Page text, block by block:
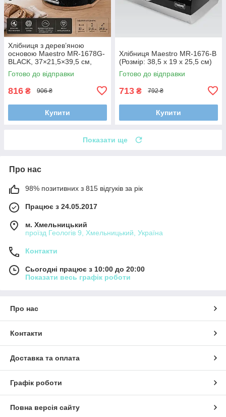
Хлібниця з дерев’яною
основою Maestro MR-1678G-
BLACK, 37×21,5×39,5 см,
чорна— стильне та безпечне
зберігання хліба
Готово до відправки
816 ₴ 906 ₴
Купити
Хлібниця Maestro MR-1676-B
(Розмір: 38,5 x 19 x 25,5 см)
Готово до відправки
713 ₴ 792 ₴
Купити
Показати ще
Про нас
98% позитивних з 815 відгуків за рік
Працює з 24.05.2017
м. Хмельницький
проїзд Геологів 9, Хмельницький, Україна
Контакти
Сьогодні працює з 10:00 до 20:00
Показати весь графік роботи
Про нас
Контакти
Доставка та оплата
Графік роботи
Повна версія сайту